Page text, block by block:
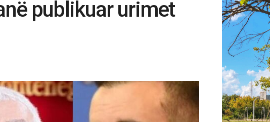
publikuar urimet